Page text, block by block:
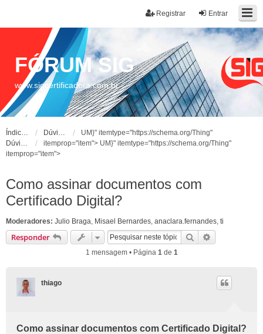
Entrar
Registrar
FÓRUM SIG
www.sigcertificadora.com.br
Índice do fórum Dúvidas Frequentes
UM}" itemtype="https://schema.org/Thing"
itemprop="item">
Dúvidas Frequentes
UM}" itemtype="https://schema.org/Thing"
itemprop="item">
Como assinar documentos com
Certificado Digital?
Moderadores: Julio Braga, Misael Bernardes, anaclara.fernandes, ti
Responder Pesquisar
1 mensagem • Página 1de 1
thiago
Como assinar documentos com Certificado Digital?